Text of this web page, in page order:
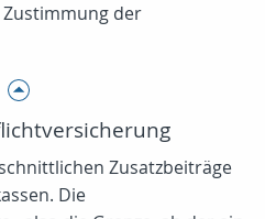
der
Zusatzbeiträge
Die